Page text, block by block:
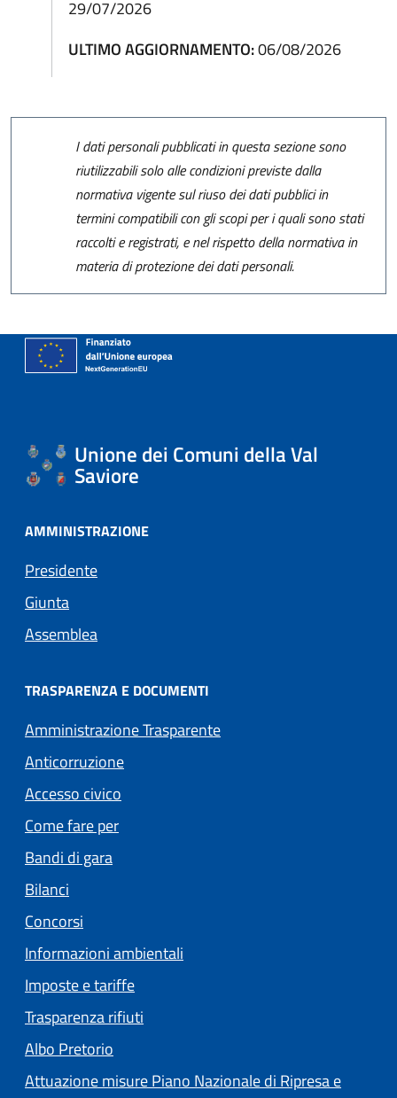
29/07/2026
ULTIMO AGGIORNAMENTO:06/08/2026
I dati personali pubblicati in questa sezione sono
riutilizzabili solo alle condizioni previste dalla
normativa vigente sul riuso dei dati pubblici in
termini compatibili con gli scopi per i quali sono stati
raccolti e registrati, e nel rispetto della normativa in
materia di protezione dei dati personali.
Unione dei Comuni della Val
Saviore
AMMINISTRAZIONE
Presidente
Giunta
Assemblea
TRASPARENZA E DOCUMENTI
Amministrazione Trasparente
Anticorruzione
Accesso civico
Come fare per
Bandi di gara
Bilanci
Concorsi
Informazioni ambientali
Imposte e tariffe
Trasparenza rifiuti
Albo Pretorio
Attuazione misure Piano Nazionale di Ripresa e